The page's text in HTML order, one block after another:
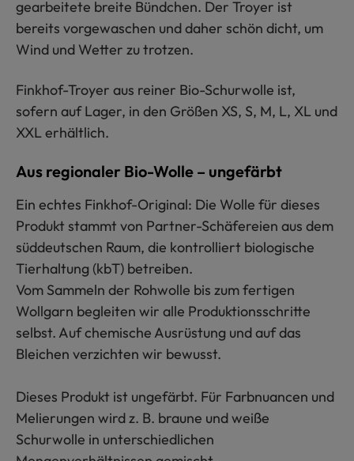
gearbeitete breite Bündchen. Der Troyer ist
bereits vorgewaschen und daher schön dicht, um
Wind und Wetter zu trotzen.
Finkhof-Troyer aus reiner Bio-Schurwolle ist,
sofern auf Lager, in den Größen XS, S, M, L, XL und
XXL erhältlich.
Aus regionaler Bio-Wolle – ungefärbt
Ein echtes Finkhof-Original: Die Wolle für dieses
Produkt stammt von Partner-Schäfereien aus dem
süddeutschen Raum, die kontrolliert biologische
Tierhaltung (kbT) betreiben.
Vom Sammeln der Rohwolle bis zum fertigen
Wollgarn begleiten wir alle Produktionsschritte
selbst. Auf chemische Ausrüstung und auf das
Bleichen verzichten wir bewusst.
Dieses Produkt ist ungefärbt. Für Farbnuancen und
Melierungen wird z. B. braune und weiße
Schurwolle in unterschiedlichen